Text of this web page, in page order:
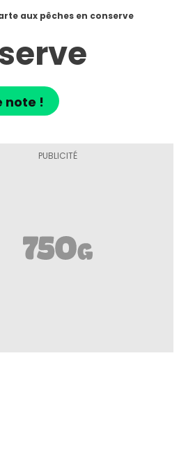
aux pêches en conserve
note !